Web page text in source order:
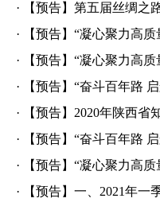
·
【预告】第五届丝绸
·
【预告】“凝心聚力高
·
【预告】“凝心聚力高
·
【预告】“奋斗百年路
·
【预告】2020年陕西省
·
【预告】“奋斗百年路
·
【预告】“凝心聚力高
·
【预告】一、2021年